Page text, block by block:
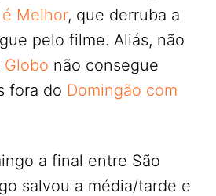
Melhor, que derruba a
pelo filme. Aliás, não
Globo não consegue
fora do Domingão com
a final entre São
salvou a média/tarde e